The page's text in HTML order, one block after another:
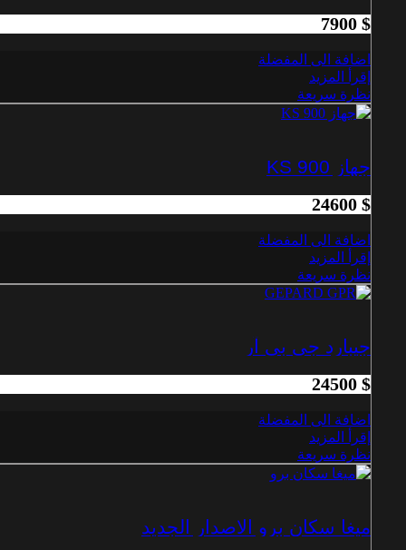
7900 $
اضافة الى المفضلة
إقرأ المزيد
نظرة سريعة
جهاز KS 900
24600 $
اضافة الى المفضلة
إقرأ المزيد
نظرة سريعة
جيبارد جي بي آر
24500 $
اضافة الى المفضلة
إقرأ المزيد
نظرة سريعة
ميغا سكان برو الاصدار الجديد